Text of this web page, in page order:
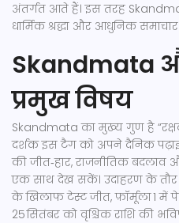
अंतर्गत आते हैं। इस तरह
धार्मिक श्रद्धा और आधुनिक
Skandmata
प्रमुख विषय
Skandmata का मुख्य गुण है
दर्शक इस टैग को अपने दैनिक
की जीत‑हार, राजनीतिक बदलाव
एक साथ देख सकें। उदाहरण के तौर
के खिलाफ टेस्ट जीत, फ़ॉर्मूला 1 में
25 सितंबर को वृश्चिक राशि की